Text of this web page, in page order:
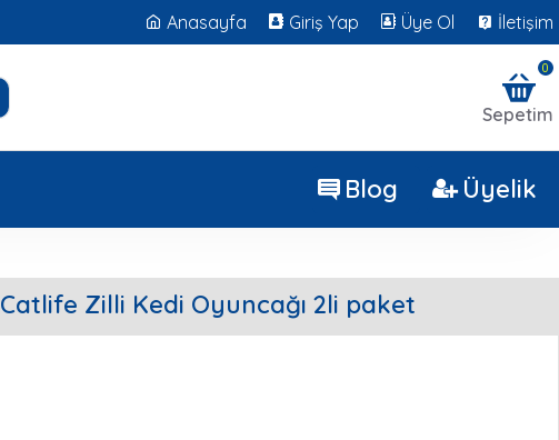
Anasayfa Giriş Yap Üye Ol İletişim
Sepetim
0
Blog Üyelik
Catlife Zilli Kedi Oyuncağı 2li paket